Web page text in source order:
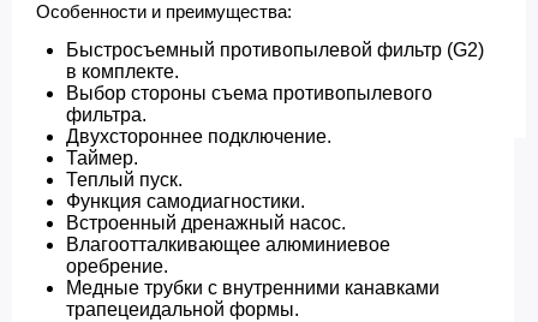
Особенности и преимущества:
Быстросъемный противопылевой фильтр (G2)
в комплекте.
Выбор стороны съема противопылевого
фильтра.
Двухстороннее подключение.
Таймер.
Теплый пуск.
Функция самодиагностики.
Встроенный дренажный насос.
Влагоотталкивающее алюминиевое
оребрение.
Медные трубки с внутренними канавками
трапецеидальной формы.